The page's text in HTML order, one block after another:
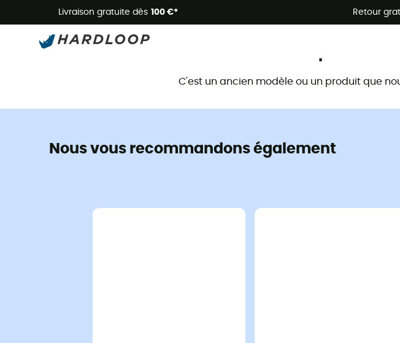
Livraison gratuite dès 100 €* Retour
Promos d'été 🔥 -5 %
C'est un ancien modèle ou un produit que
Nous vous recommandons également